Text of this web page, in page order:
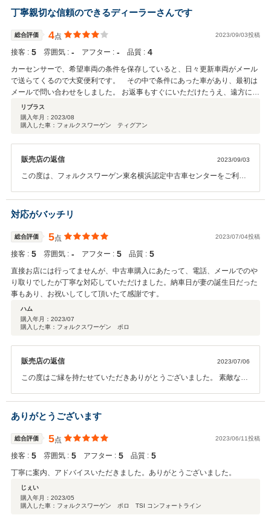
いただきますので、宜しくお願い致します。 素敵なカーライフをお過
ごしください。
丁寧親切な信頼のできるディーラーさんです
総合評価 4点 2023/09/03投稿
接客 : 5 雰囲気 : ‐ アフター : ‐ 品質 : 4
カーセンサーで、希望車両の条件を保存していると、日々更新車両がメール
で送らてくるので大変便利です。 その中で条件にあった車があり、最初は
メールで問い合わせをしました。 お返事もすぐにいただけたうえ、遠方にも
かかわらず、気になる傷の箇所などは写真をおくっていただけました。契約
後もスムーズに取引ができ、さすが正規ディーラー様という対応です。 価
格に関しても柔軟に対応していただきました。今は納車前なのですが、欲し
リブラス
購入年月： 2023/08
購入した車：フォルクスワーゲン ティグアン
販売店の返信 2023/09/03
この度は、フォルクスワーゲン東名横浜認定中古車センターをご利用
コメントありがとうございます。ネットでお車を購入・・・たくさん
の不安をお持ちなのは間違いないです。そんな中、安心していただけ
るようサポートさせていただくのが私の大好きな役割でございます。
サポートさせていただけて私もとても幸せです。今後とも長いお付き
合いをよろしくお願いいたします。納車時にお会い出来ることを楽し
みにしております。
対応がバッチリ
総合評価 5点 2023/07/04投稿
接客 : 5 雰囲気 : ‐ アフター : 5 品質 : 5
直接お店には行ってませんが、中古車購入にあたって、電話、メールでのや
り取りでしたが丁寧な対応していただけました。納車日が妻の誕生日だった
事もあり、お祝いしてして頂いたて感謝です。
ハム
購入年月： 2023/07
購入した車：フォルクスワーゲン ポロ
販売店の返信 2023/07/06
この度はご縁を持たせていただきありがとうございました。 素敵なご
したらお気軽にお申し付けください。 素敵なカーライフを☆
ありがとうございます
総合評価 5点 2023/06/11投稿
接客 : 5 雰囲気 : 5 アフター : 5 品質 : 5
丁寧に案内、アドバイスいただきました。ありがとうございました。
じぇい
購入年月： 2023/05
購入した車：フォルクスワーゲン ポロ TSI コンフォートライン